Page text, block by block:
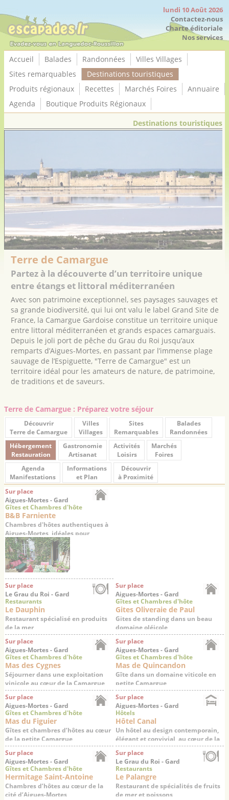
lundi 10 Août 2026
Contactez-nous
Charte éditoriale
Nos services
Accueil Balades Randonnées
Villes Villages
Sites remarquables
Destinations touristiques
Produits régionaux
Recettes Marchés Foires
Annuaire
Agenda
Boutique Produits Régionaux
Destinations touristiques
Terre de Camargue
Partez à la découverte d’un territoire unique
entre étangs et littoral méditerranéen
Avec son patrimoine exceptionnel, ses paysages sauvages et
sa grande biodiversité, qui lui ont valu le label Grand Site de
France, la Camargue Gardoise constitue un territoire unique
entre littoral méditerranéen et grands espaces camarguais.
Depuis le joli port de pêche du Grau du Roi jusqu’aux
remparts d’Aigues-Mortes, en passant par l’immense plage
sauvage de l’Espiguette, "Terre de Camargue" est un
territoire idéal pour les amateurs de nature, de patrimoine,
de traditions et de saveurs.
Terre de Camargue : Préparez votre séjour
Découvrir
Terre de Camargue
Villes
Villages
Sites
Remarquables
Balades
Randonnées
Hébergement
Restauration
Gastronomie
Artisanat
Activités
Loisirs
Marchés
Foires
Agenda
Manifestations
Informations
et Plan
Découvrir
à Proximité
Sur place
Aigues-Mortes - Gard
Gîtes et Chambres d'hôte
B&B Farniente
Chambres d'hôtes authentiques à
Aigues-Mortes, idéales pour
explorer la Petite Camargue
Sur place
Le Grau du Roi - Gard
Restaurants
Le Dauphin
Restaurant spécialisé en produits
de la mer
Sur place
Aigues-Mortes - Gard
Gîtes et Chambres d'hôte
Gites Oliveraie de Paul
Gites de standing dans un beau
domaine oléicole
Sur place
Aigues-Mortes - Gard
Gîtes et Chambres d'hôte
Mas des Cygnes
Séjourner dans une exploitation
vinicole au cœur de la Camargue
Sur place
Aigues-Mortes - Gard
Gîtes et Chambres d'hôte
Mas de Quincandon
Gîte dans un domaine viticole en
petite Camargue
Sur place
Aigues-Mortes - Gard
Gîtes et Chambres d'hôte
Mas du Figuier
Gîtes et chambres d’hôtes au cœur
de la petite Camargue
Sur place
Aigues-Mortes - Gard
Hôtels
Hôtel Canal
Un hôtel au design contemporain,
élégant et convivial, au cœur de la
petite Camargue
Sur place
Aigues-Mortes - Gard
Gîtes et Chambres d'hôte
Hermitage Saint-Antoine
Chambres d’hôtes au cœur de la
cité d’Aigues-Mortes
Sur place
Le Grau du Roi - Gard
Restaurants
Le Palangre
Restaurant de spécialités de fruits
de mer et poissons